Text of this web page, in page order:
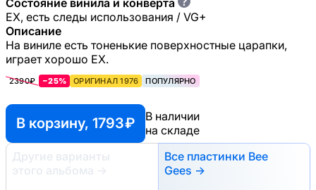
EX, есть следы использования / VG+
Описание
На виниле есть тоненькие поверхностные царапки,
играет хорошо EX.
2390₽ −25% ОРИГИНАЛ 1976 ПОПУЛЯРНО
В корзину, 1793 ₽
В наличии
на складе
Другие варианты
этого альбома
→
Все пластинки Bee
Gees →